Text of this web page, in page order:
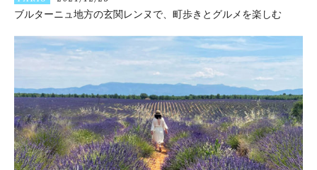
ブルターニュ地方の玄関レンヌで、町歩きとグルメを楽しむ